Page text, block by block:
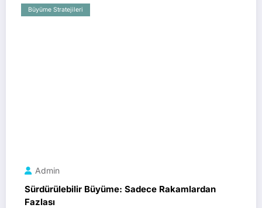
Büyüme Stratejileri
Admin
Sürdürülebilir Büyüme: Sadece Rakamlardan
Fazlası